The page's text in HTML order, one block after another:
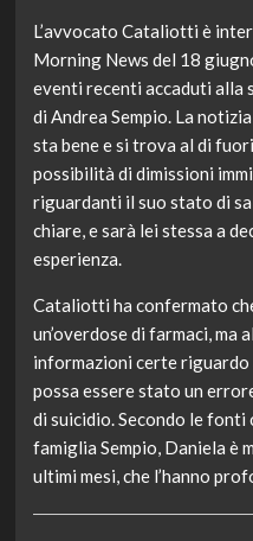
L’avvocato Cataliotti è
Morning News del 18
eventi recenti accaduti alla
di Andrea Sempio. La
sta bene e si trova al di
possibilità di dimissioni
riguardanti il suo stato di
chiare, e sarà lei stessa a
esperienza.
Cataliotti ha confermato
un’overdose di farmaci, ma
informazioni certe riguardo
possa essere stato un
di suicidio. Secondo le fonti
famiglia Sempio, Daniela è
ultimi mesi, che l’hanno